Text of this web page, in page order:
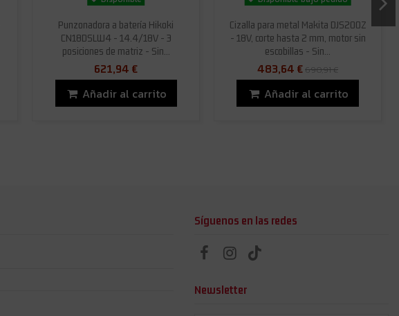
Punzonadora a batería Hikoki
CN18DSLW4 - 14.4/18V - 3
posiciones de matriz - Sin...
621,94 €
Añadir al carrito
Cizalla para metal Makita DJS200Z
- 18V, corte hasta 2 mm, motor sin
escobillas - Sin...
483,64 €690,91 €
Añadir al carrito
Síguenos en las redes
Newsletter